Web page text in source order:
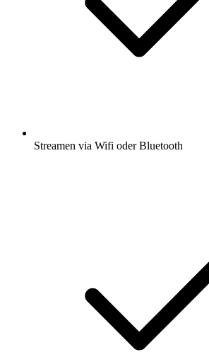
Streamen via Wifi oder Bluetooth